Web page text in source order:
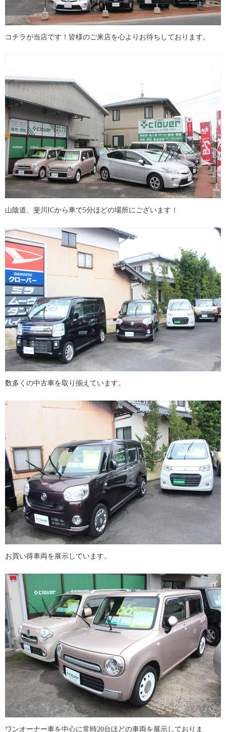
コチラが当店です！皆様のご来店を心よりお待ちしております。
山陰道、斐川ICから車で5分ほどの場所にございます！
数多くの中古車を取り揃えています。
お買い得車両を展示しています。
ワンオーナー車を中心に常時20台ほどの車両を展示しておりま